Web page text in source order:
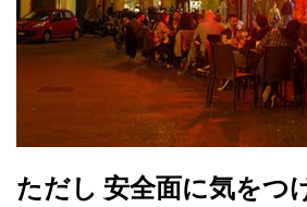
ただし 安全面に気をつ